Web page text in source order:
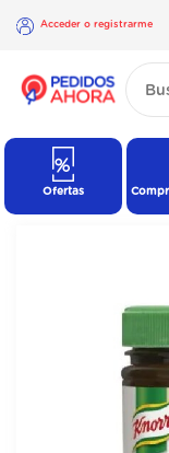
Acceder o registrarme
×
Acceder o
Ofertas